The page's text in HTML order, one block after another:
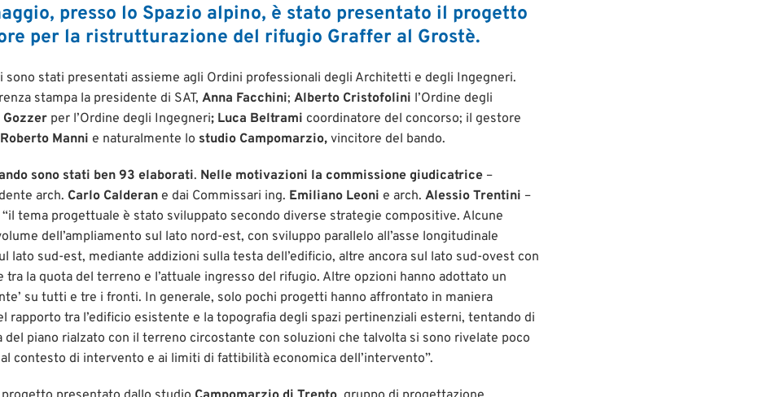
presso lo Spazio alpino, è stato presentato il progetto
per la ristrutturazione del rifugio Graffer al Grostè.
sono stati presentati assieme agli Ordini professionali degli Architetti e degli Ingegneri.
stampa la presidente di SAT, Anna Facchini; Alberto Cristofolini l’Ordine degli
per l’Ordine degli Ingegneri; Luca Beltrami coordinatore del concorso; il gestore
Roberto Manni e naturalmente lo studio Campomarzio, vincitore del bando.
sono stati ben 93 elaborati. Nelle motivazioni la commissione giudicatrice –
arch. Carlo Calderan e dai Commissari ing. Emiliano Leoni e arch. Alessio Trentini –
tema progettuale è stato sviluppato secondo diverse strategie compositive. Alcune
dell’ampliamento sul lato nord-est, con sviluppo parallelo all’asse longitudinale
lato sud-est, mediante addizioni sulla testa dell’edificio, altre ancora sul lato sud-ovest con
tra la quota del terreno e l’attuale ingresso del rifugio. Altre opzioni hanno adottato un
su tutti e tre i fronti. In generale, solo pochi progetti hanno affrontato in maniera
rapporto tra l’edificio esistente e la topografia degli spazi pertinenziali esterni, tentando di
del piano rialzato con il terreno circostante con soluzioni che talvolta si sono rivelate poco
contesto di intervento e ai limiti di fattibilità economica dell’intervento”.